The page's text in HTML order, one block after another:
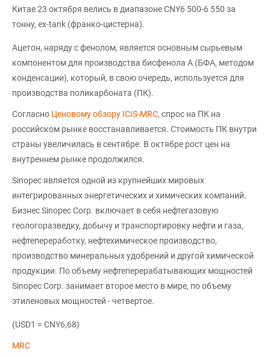
Китае 23 октября велись в диапазоне CNY6 500-6 550 за
тонну, ex-tank (франко-цистерна).
Ацетон, наряду с фенолом, является основным сырьевым
компонентом для производства бисфенола А (БФА, методом
конденсации), который, в свою очередь, используется для
производства поликарбоната (ПК).
Согласно Ценовому обзору ICIS-MRC, спрос на ПК на
российском рынке восстанавливается. Стоимость ПК внутри
страны увеличилась в сентябре. В октябре рост цен на
внутреннем рынке продолжился.
Sinopec является одной из крупнейших мировых
интегрированных энергетических и химических компаний.
Бизнес Sinopec Corp. включает в себя нефтегазовую
геологоразведку, добычу и транспортировку нефти и газа,
нефтепереработку, нефтехимическое производство,
производство минеральных удобрений и другой химической
продукции. По объему нефтеперерабатывающих мощностей
Sinopec Corp. занимает второе место в мире, по объему
этиленовых мощностей - четвертое.
(USD1 = CNY6,68)
MRC